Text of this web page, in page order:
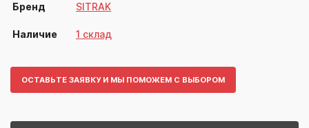
Бренд SITRAK
Наличие 1 склад
ОСТАВЬТЕ ЗАЯВКУ И МЫ ПОМОЖЕМ С ВЫБОРОМ